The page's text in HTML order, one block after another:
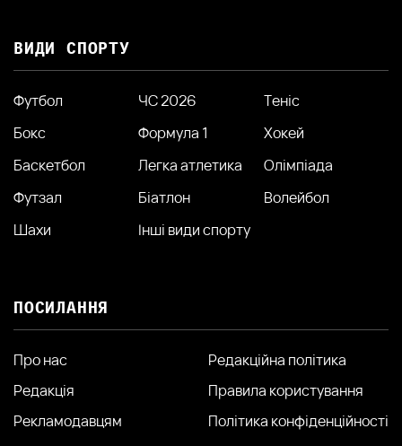
ВИДИ СПОРТУ
Футбол ЧС 2026
Теніс
Бокс
Формула 1
Хокей
Баскетбол
Легка атлетика
Олімпіада
Футзал
Біатлон
Волейбол
Шахи
Інші види спорту
ПОСИЛАННЯ
Про нас
Редакція
Рекламодавцям
Редакційна політика
Правила користування
Політика конфіденційності